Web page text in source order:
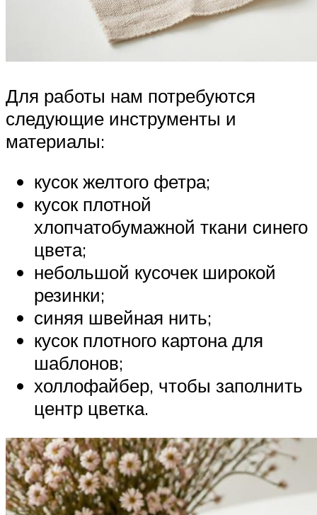
Для работы нам потребуются
следующие инструменты и
материалы:
кусок желтого фетра;
кусок плотной
хлопчатобумажной ткани синего
цвета;
небольшой кусочек широкой
резинки;
синяя швейная нить;
кусок плотного картона для
шаблонов;
холлофайбер, чтобы заполнить
центр цветка.